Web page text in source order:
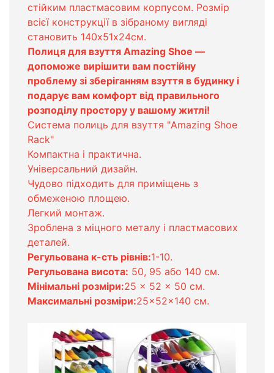
стійким пластмасовим корпусом. Розмір
всієї конструкції в зібраному вигляді
становить 140х51х24см.
Полиця для взуття Amazing Shoe ―
допоможе вирішити вам постійну
проблему зі зберіганням взуття в будинку і
подарує вам комфорт від правильного
розподілу простору у вашому житлі!
Система полиць для взуття "Amazing Shoe
Rack"
Компактна і практична.
Універсальний дизайн.
Чудово підходить для приміщень з
обмеженою площею.
Легкий монтаж.
Зроблена з міцного металу і пластмасових
деталей.
Регульована к-сть рівнів:1-10.
Регульована висота: 50, 95 або 140 см.
Мінімальні розміри:25 x 52 x 50 см.
Максимальні розміри:25x52x140 см.